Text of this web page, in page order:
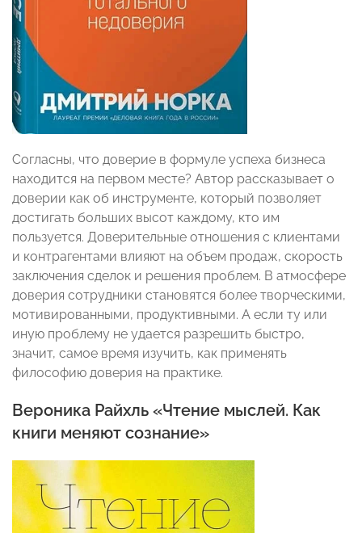
Согласны, что доверие в формуле успеха бизнеса
находится на первом месте? Автор рассказывает о
доверии как об инструменте, который позволяет
достигать больших высот каждому, кто им
пользуется. Доверительные отношения с клиентами
и контрагентами влияют на объем продаж, скорость
заключения сделок и решения проблем. В атмосфере
доверия сотрудники становятся более творческими,
мотивированными, продуктивными. А если ту или
иную проблему не удается разрешить быстро,
значит, самое время изучить, как применять
философию доверия на практике.
Вероника Райхль «Чтение мыслей. Как
книги меняют сознание»